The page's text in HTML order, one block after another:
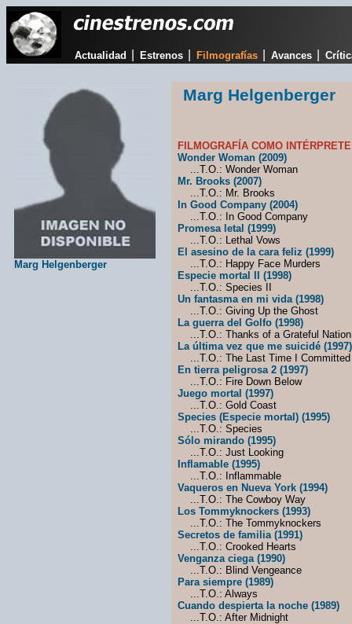
Actualidad Estrenos Filmografías Avances
Marg Helgenberger
Marg Helgenberger
FILMOGRAFÍA COMO
Wonder Woman (2009)
...T.O.: Wonder Woman
Mr. Brooks (2007)
...T.O.: Mr. Brooks
In Good Company (2004)
...T.O.: In Good Company
Promesa letal (1999)
...T.O.: Lethal Vows
El asesino de la cara feliz (1999)
...T.O.: Happy Face Murders
Especie mortal II (1998)
...T.O.: Species II
Un fantasma en mi vida (1998)
...T.O.: Giving Up the Ghost
La guerra del Golfo (1998)
...T.O.: Thanks of a Grateful Nation
La última vez que me suicidé (1997)
...T.O.: The Last Time I Committed
En tierra peligrosa 2 (1997)
...T.O.: Fire Down Below
Juego mortal (1997)
...T.O.: Gold Coast
Species (Especie mortal) (1995)
...T.O.: Species
Sólo mirando (1995)
...T.O.: Just Looking
Inflamable (1995)
...T.O.: Inflammable
Vaqueros en Nueva York (1994)
...T.O.: The Cowboy Way
Los Tommyknockers (1993)
...T.O.: The Tommyknockers
Secretos de familia (1991)
...T.O.: Crooked Hearts
Venganza ciega (1990)
...T.O.: Blind Vengeance
Para siempre (1989)
...T.O.: Always
Cuando despierta la noche (1989)
...T.O.: After Midnight